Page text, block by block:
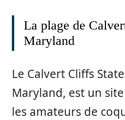
La plage de
Maryland
Le Calvert Cliffs
Maryland, est un
les amateurs de